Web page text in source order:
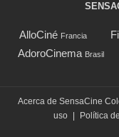
AlloCiné Francia
AdoroCinema Brasil
Acerca de SensaCine
uso
Política